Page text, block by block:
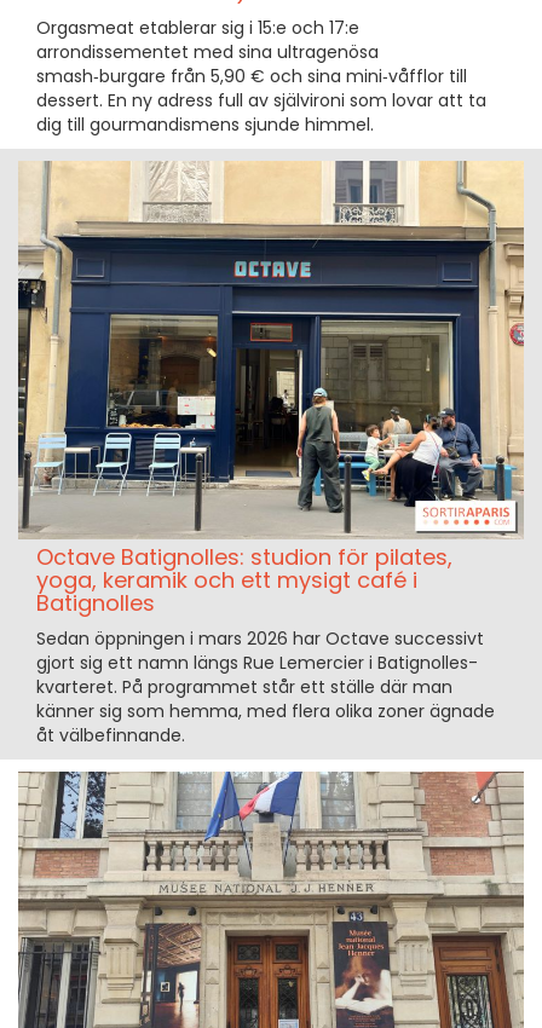
Orgasmeat etablerar sig i 15:e och 17:e
arrondissementet med sina ultragenösa
smash‑burgare från 5,90 € och sina mini‑våfflor till
dessert. En ny adress full av självironi som lovar att ta
dig till gourmandismens sjunde himmel.
Octave Batignolles: studion för pilates,
yoga, keramik och ett mysigt café i
Batignolles
Sedan öppningen i mars 2026 har Octave successivt
gjort sig ett namn längs Rue Lemercier i Batignolles-
kvarteret. På programmet står ett ställe där man
känner sig som hemma, med flera olika zoner ägnade
åt välbefinnande.